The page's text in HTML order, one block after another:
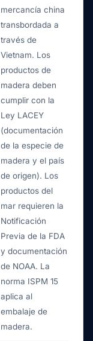
mercancía china
transbordada a
través de
Vietnam. Los
productos de
madera deben
cumplir con la
Ley LACEY
(documentación
de la especie de
madera y el país
de origen). Los
productos del
mar requieren la
Notificación
Previa de la FDA
y documentación
de NOAA. La
norma ISPM 15
aplica al
embalaje de
madera.